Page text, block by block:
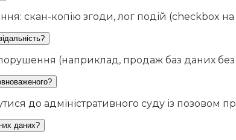
скан-копію згоди, лог подій (checkbox
(наприклад, продаж баз даних
до адміністративного суду із
даних?